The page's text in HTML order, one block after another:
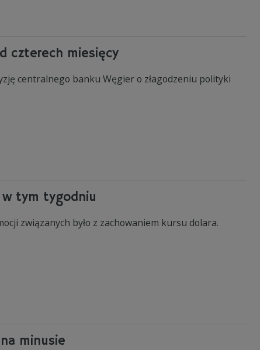
czterech miesięcy
centralnego banku Węgier o złagodzeniu polityki
w tym tygodniu
związanych było z zachowaniem kursu dolara.
minusie